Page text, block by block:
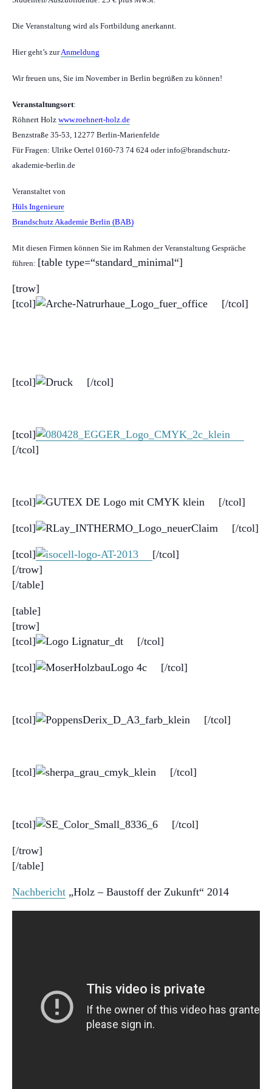
Die Veranstaltung wird als Fortbildung anerkannt.
Hier geht’s zurAnmeldung
Wir freuen uns, Sie im November in Berlin begrüßen zu können!
Veranstaltungsort:
Röhnert Holz www.roehnert-holz.de
Benzstraße 35-53, 12277 Berlin-Marienfelde
Für Fragen: Ulrike Oertel 0160-73 74 624 oder info@brandschutz-
akademie-berlin.de
Veranstaltet von
Hüls Ingenieure
Brandschutz Akademie Berlin (BAB)
Mit diesen Firmen können Sie im Rahmen der Veranstaltung Gespräche
führen: [table type=“standard_minimal“]
[trow]
[tcol]
[/tcol]
[tcol] [/tcol]
[tcol]
[/tcol]
[tcol] [/tcol]
[tcol] [/tcol]
[tcol]
[/tcol]
[/trow]
[/table]
[table]
[trow]
[tcol]
[/tcol]
[tcol] [/tcol]
[tcol] [/tcol]
[tcol] [/tcol]
[tcol] [/tcol]
[/trow]
[/table]
Nachbericht „Holz – Baustoff der Zukunft“ 2014